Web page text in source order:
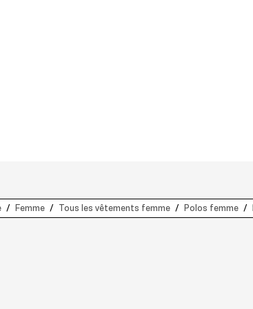
Femme Tous les vêtements femme Polos femme